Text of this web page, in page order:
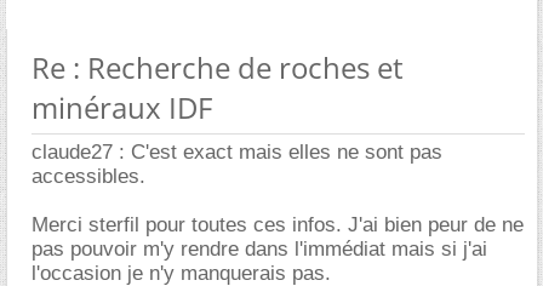
Re : Recherche de roches et
minéraux IDF
claude27 : C'est exact mais elles ne sont pas
accessibles.
Merci sterfil pour toutes ces infos. J'ai bien peur de ne
pas pouvoir m'y rendre dans l'immédiat mais si j'ai
l'occasion je n'y manquerais pas.